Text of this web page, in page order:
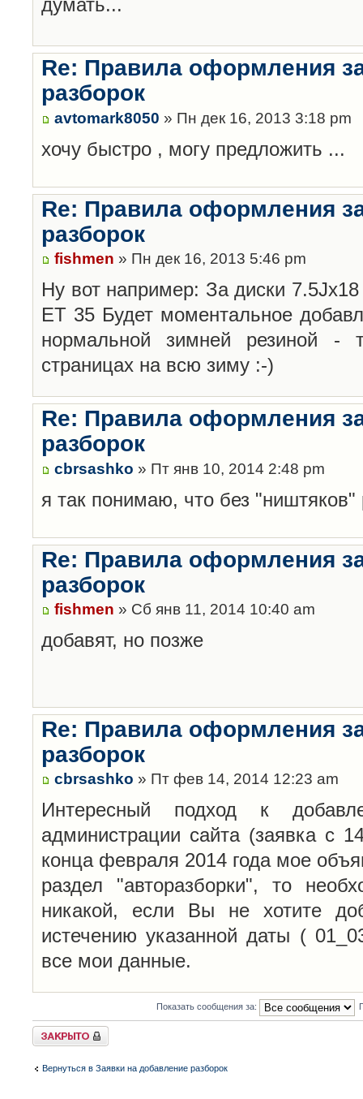
Re: Правила оформления
разборок
avtomark8050 » Пн дек 16, 2013 3:18 pm
хочу быстро , могу предложить ...
Re: Правила оформления
разборок
fishmen » Пн дек 16, 2013 5:46 pm
Ну вот например: За диски
ET 35 Будет моментальное
нормальной зимней резиной
страницах на всю зиму :-)
Re: Правила оформления
разборок
cbrsashko » Пт янв 10, 2014 2:48 pm
я так понимаю, что без "ништяков"
Re: Правила оформления
разборок
fishmen » Сб янв 11, 2014 10:40 am
добавят, но позже
Re: Правила оформления
разборок
cbrsashko » Пт фев 14, 2014 12:23 am
Интересный подход к
администрации сайта (заявка с
конца февраля 2014 года мое
раздел "авторазборки", то
никакой, если Вы не хотите
истечению указанной даты (
все мои данные.
Показать сообщения за:
Закрыто
Вернуться в Заявки на добавление разборок